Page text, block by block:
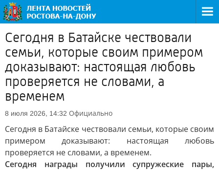
Сегодня в Батайске чествовали
семьи, которые своим примером
доказывают: настоящая любовь
проверяется не словами, а
временем
8 июля 2026, 14:32 Официально
Сегодня в Батайске чествовали семьи, которые своим
примером доказывают: настоящая любовь
проверяется не словами, а временем.
Сегодня награды получили супружеские пары,